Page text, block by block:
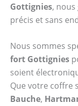
Gottignies,
précis et sans
Nous sommes
fort Gottignies
soient
Que votre coffre
Bauche,